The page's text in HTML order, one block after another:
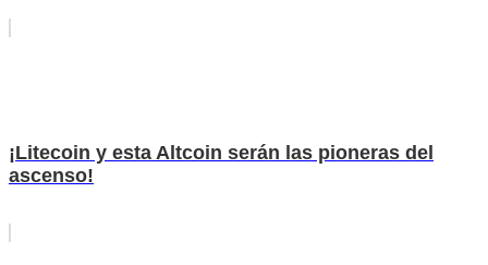
¡Litecoin y esta Altcoin serán las pioneras del
ascenso!